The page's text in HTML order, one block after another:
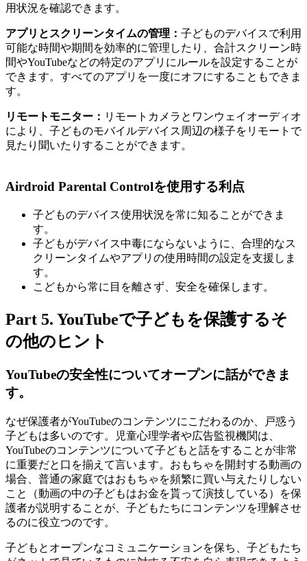
用状況を確認できます。
アプリとスクリーンタイムの管理： 子どものデバイスで利用
可能な時間や期間を効率的に管理したり、合計スクリーン時
間やYouTubeなどの特定のアプリにルールを設定することが
できます。すべてのアプリを一度にオフにすることもできま
す。
リモートモニター： リモートカメラとワンウェイオーディオ
により、子どものモバイルデバイス周辺の様子をリモートで
見たり聞いたりすることができます。
Airdroid Parental Controlを使用する利点
子どものデバイス使用状況を常に知ることができま
す。
子どもがデバイス中毒にならないように、合理的なス
クリーンタイムやアプリの使用時間の設定を支援しま
す。
こどもから常に目を離さず、安全を確保します。
Part 5. YouTubeで子どもを保護するそ
の他のヒント
YouTubeの安全性についてオープンに話ができま
す。
なぜ保護者がYouTubeのコンテンツにこだわるのか、戸惑う
子どもは多いのです。児童心理学者や広告監視機関は、
YouTubeのコンテンツについて子どもと話をすることが非常
に重要だと口を揃えて言います。おもちゃを開封する動画の
場合、普通の家庭ではおもちゃを頻繁に買い与えたりしない
こと（動画の中の子どもはお金を貰って演技している）を保
護者が説明することが、子どもたちにコンテンツを理解させ
るのに役立つのです。
子どもとオープンなコミュニケーションを保ち、子どもたち